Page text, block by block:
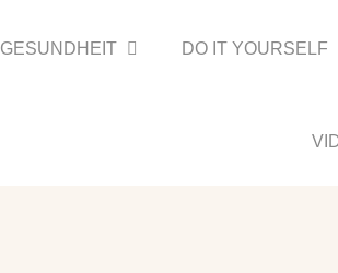
GESUNDHEIT DO IT YOURSELF